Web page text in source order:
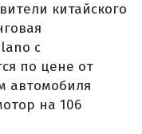
китайского
с
по цене от
автомобиля
на 106